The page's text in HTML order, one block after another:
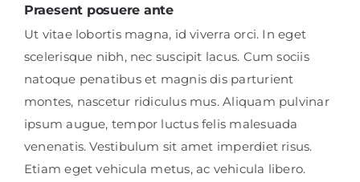
Praesent posuere ante
Ut vitae lobortis magna, id viverra orci. In eget
scelerisque nibh, nec suscipit lacus. Cum sociis
natoque penatibus et magnis dis parturient
montes, nascetur ridiculus mus. Aliquam pulvinar
ipsum augue, tempor luctus felis malesuada
venenatis. Vestibulum sit amet imperdiet risus.
Etiam eget vehicula metus, ac vehicula libero.